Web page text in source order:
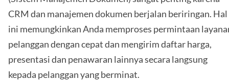
CRM dan manajemen dokumen berjalan beriringan. Hal
ini memungkinkan Anda memproses permintaan
pelanggan dengan cepat dan mengirim daftar harga,
presentasi dan penawaran lainnya secara langsung
kepada pelanggan yang berminat.